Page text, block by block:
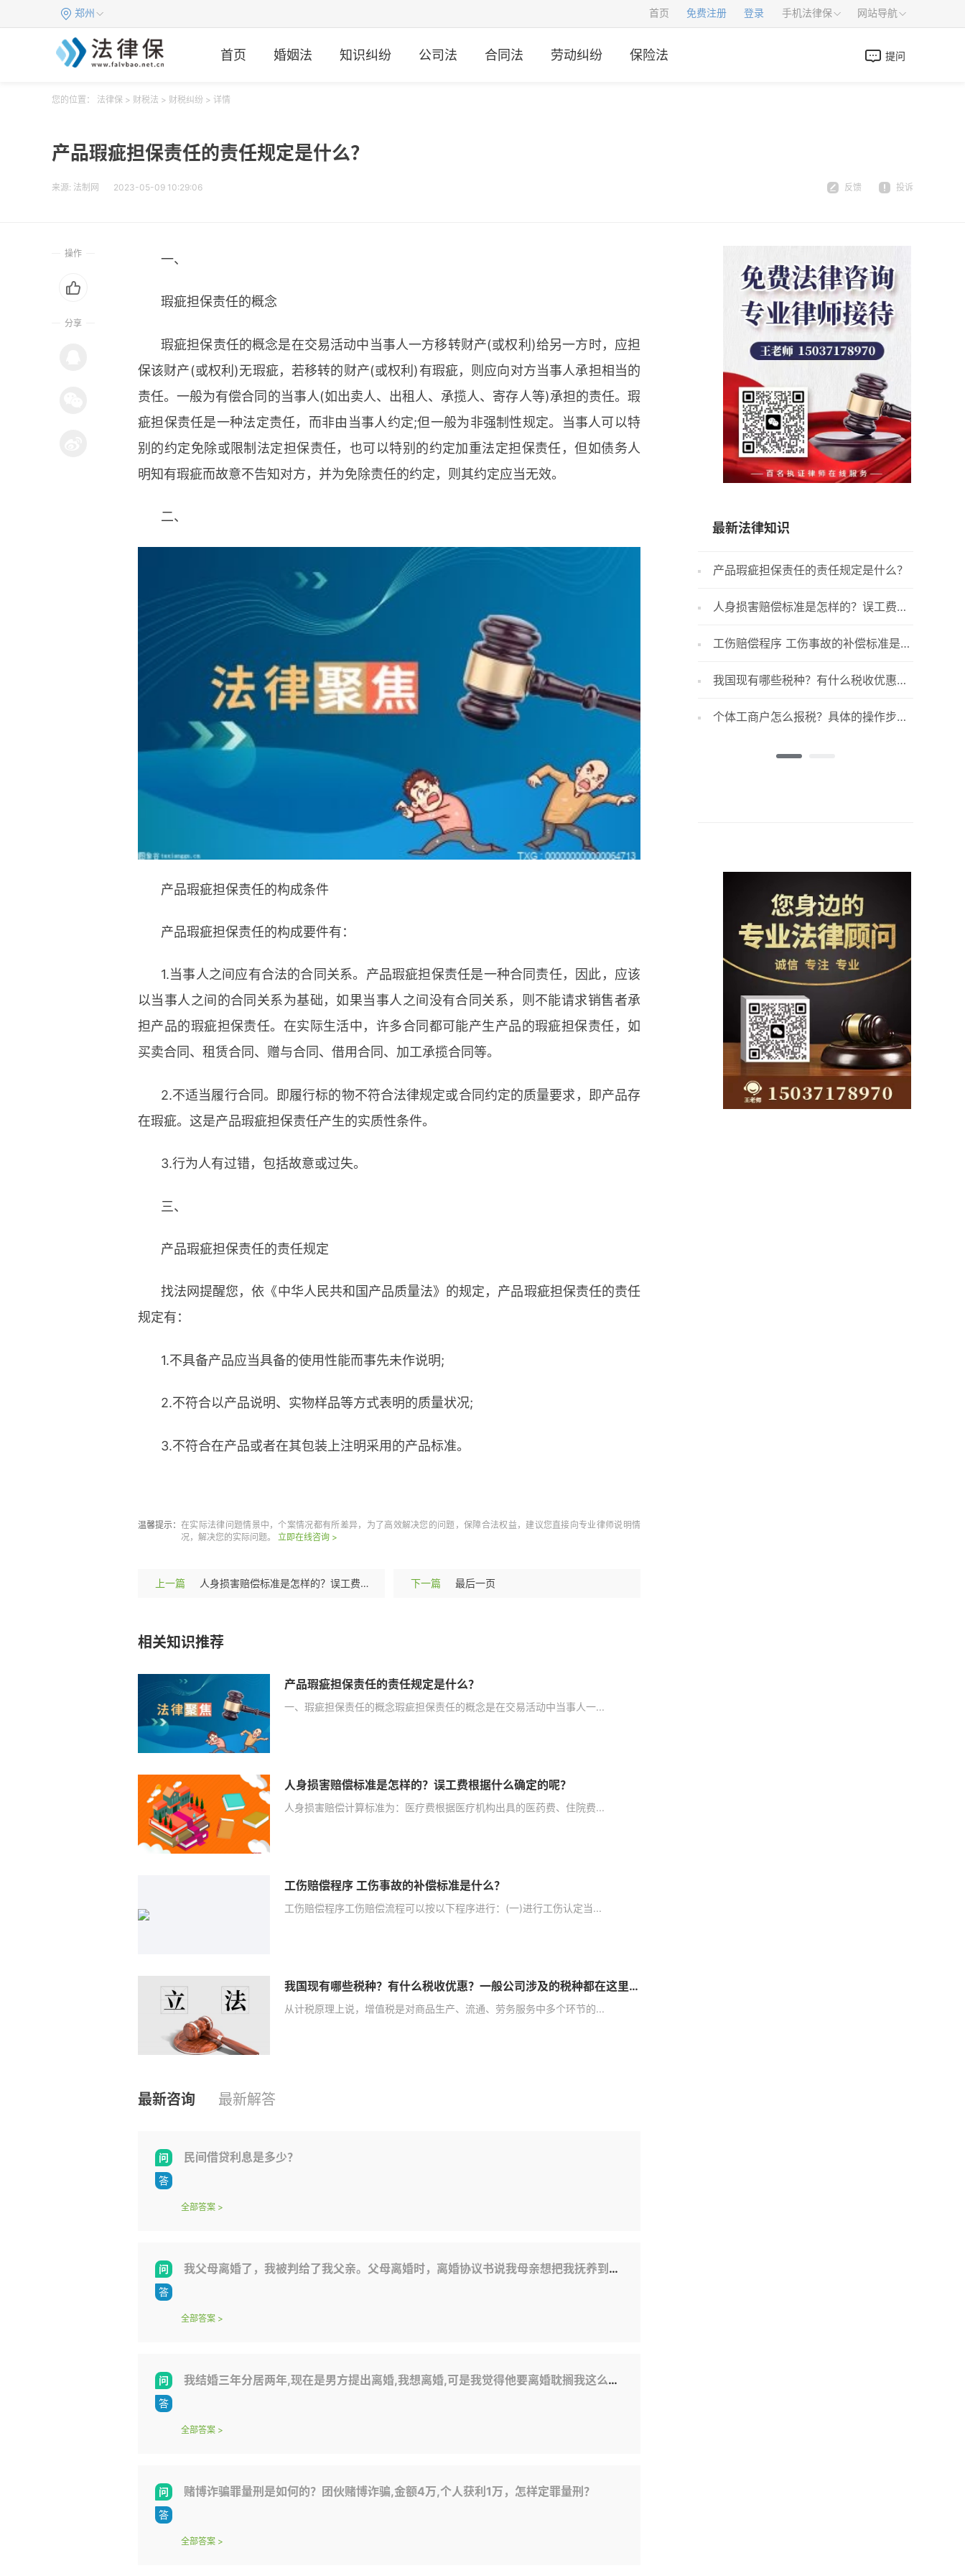
郑州 首页 免费注册 登录 手机法律保 网站导航
首页 婚姻法 知识纠纷 公司法 合同法 劳动纠纷 保险法 提问
您的位置： 法律保 > 财税法 > 财税纠纷 > 详情
产品瑕疵担保责任的责任规定是什么？
来源: 法制网 2023-05-09 10:29:06 反馈 投诉
一、
瑕疵担保责任的概念
瑕疵担保责任的概念是在交易活动中当事人一方移转财产(或权利)给另一方时，应担
保该财产(或权利)无瑕疵，若移转的财产(或权利)有瑕疵，则应向对方当事人承担相当的
责任。一般为有偿合同的当事人(如出卖人、出租人、承揽人、寄存人等)承担的责任。瑕
疵担保责任是一种法定责任，而非由当事人约定;但一般为非强制性规定。当事人可以特
别的约定免除或限制法定担保责任，也可以特别的约定加重法定担保责任，但如债务人
明知有瑕疵而故意不告知对方，并为免除责任的约定，则其约定应当无效。
二、
产品瑕疵担保责任的构成条件
产品瑕疵担保责任的构成要件有：
1.当事人之间应有合法的合同关系。产品瑕疵担保责任是一种合同责任，因此，应该
以当事人之间的合同关系为基础，如果当事人之间没有合同关系，则不能请求销售者承
担产品的瑕疵担保责任。在实际生活中，许多合同都可能产生产品的瑕疵担保责任，如
买卖合同、租赁合同、赠与合同、借用合同、加工承揽合同等。
2.不适当履行合同。即履行标的物不符合法律规定或合同约定的质量要求，即产品存
在瑕疵。这是产品瑕疵担保责任产生的实质性条件。
3.行为人有过错，包括故意或过失。
三、
产品瑕疵担保责任的责任规定
找法网提醒您，依《中华人民共和国产品质量法》的规定，产品瑕疵担保责任的责任
规定有：
1.不具备产品应当具备的使用性能而事先未作说明;
2.不符合以产品说明、实物样品等方式表明的质量状况;
3.不符合在产品或者在其包装上注明采用的产品标准。
温馨提示： 在实际法律问题情景中，个案情况都有所差异，为了高效解决您的问题，保障合法权益，建议您直接向专业律师说明情
况，解决您的实际问题。 立即在线咨询 >
上一篇 人身损害赔偿标准是怎样的？误工费根据什么确定的呢？ 下一篇 最后一页
相关知识推荐
产品瑕疵担保责任的责任规定是什么？
一、瑕疵担保责任的概念瑕疵担保责任的概念是在交易活动中当事人一...
人身损害赔偿标准是怎样的？误工费根据什么确定的呢？
人身损害赔偿计算标准为：医疗费根据医疗机构出具的医药费、住院费...
工伤赔偿程序 工伤事故的补偿标准是什么？
工伤赔偿程序工伤赔偿流程可以按以下程序进行：(一)进行工伤认定当...
我国现有哪些税种？有什么税收优惠？一般公司涉及的税种都在这里介绍了哦
从计税原理上说，增值税是对商品生产、流通、劳务服务中多个环节的...
最新咨询 最新解答
民间借贷利息是多少？
全部答案 >
我父母离婚了，我被判给了我父亲。父母离婚时，离婚协议书说我母亲想把我抚养到18岁，但在他们离婚的几年里，我母亲没有抚养我，更不用说抚养费了。现在我14岁了。我现在能告诉她吗？
全部答案 >
我结婚三年分居两年,现在是男方提出离婚,我想离婚,可是我觉得他要离婚耽搁我这么长时间,我想要求男方赔偿我青春损失费,精神损失费,我想咨询一下我的要求我这么做才能达到,对方给法官送礼了,但是我没有送,我该怎么做才好
全部答案 >
赌博诈骗罪量刑是如何的？团伙赌博诈骗,金额4万,个人获利1万，怎样定罪量刑？
全部答案 >
操作
分享
最新法律知识
产品瑕疵担保责任的责任规定是什么？
人身损害赔偿标准是怎样的？误工费根
据什么确定的呢？
工伤赔偿程序 工伤事故的补偿标准是什
么？我国现有哪些税种？有什么税收优惠？
一般公司涉及的税种都在这里介绍了哦
个体工商户怎么报税？具体的操作步骤